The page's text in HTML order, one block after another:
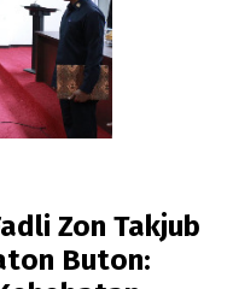
Zon Takjub
Buton: